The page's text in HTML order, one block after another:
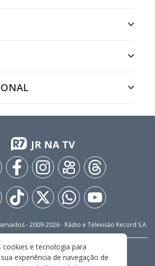
JR NA TV
- 2009-2026- Rádio e Televisão Record S.A
FALE CONOSCO
PRIVACIDADE
cookies e tecnologia para
experiência de navegação de